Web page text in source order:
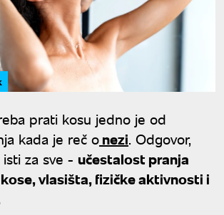
prati kosu jedno je od
kada je reč onezi. Odgovor,
za sve - učestalost pranja
vlasišta, fizičke aktivnosti i